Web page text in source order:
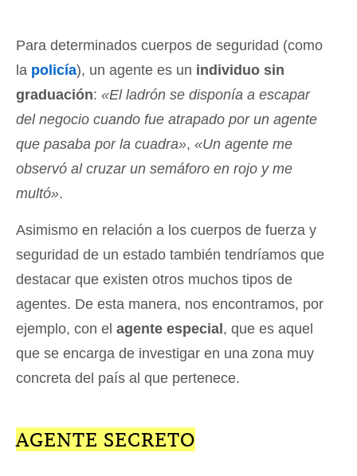
Para determinados cuerpos de seguridad (como
la policía), un agente es un individuo sin
graduación: «El ladrón se disponía a escapar
del negocio cuando fue atrapado por un agente
que pasaba por la cuadra», «Un agente me
observó al cruzar un semáforo en rojo y me
multó».
Asimismo en relación a los cuerpos de fuerza y
seguridad de un estado también tendríamos que
destacar que existen otros muchos tipos de
agentes. De esta manera, nos encontramos, por
ejemplo, con el agente especial, que es aquel
que se encarga de investigar en una zona muy
concreta del país al que pertenece.
AGENTE SECRETO